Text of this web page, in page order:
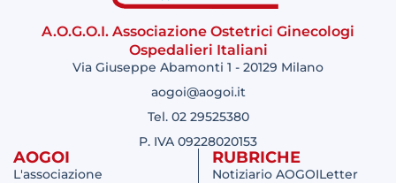
A.O.G.O.I. Associazione Ostetrici Ginecologi
Ospedalieri Italiani
Via Giuseppe Abamonti 1 - 20129 Milano
aogoi@aogoi.it
Tel. 02 29525380
P. IVA 09228020153
AOGOI
L'associazione
RUBRICHE
Notiziario AOGOILetter